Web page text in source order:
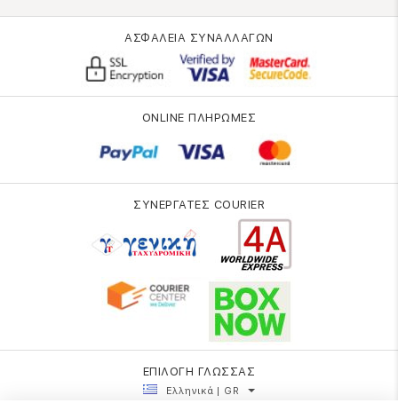
ΑΣΦΑΛΕΙΑ ΣΥΝΑΛΛΑΓΩΝ
ONLINE ΠΛΗΡΩΜΕΣ
ΣΥΝΕΡΓΑΤΕΣ COURIER
ΕΠΙΛΟΓΗ ΓΛΩΣΣΑΣ
Ελληνικά | GR